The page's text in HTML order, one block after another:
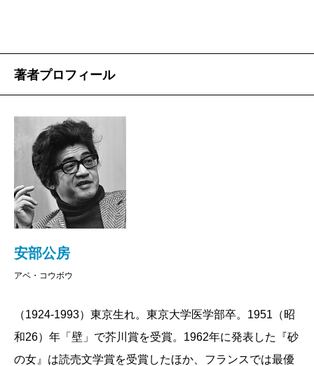
著者プロフィール
安部公房
アベ・コウボウ
（1924-1993）東京生れ。東京大学医学部卒。1951（昭
和26）年「壁」で芥川賞を受賞。1962年に発表した『砂
の女』は読売文学賞を受賞したほか、フランスでは最優